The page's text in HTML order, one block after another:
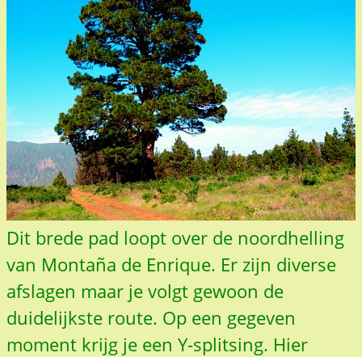
Dit brede pad loopt over de noordhelling
van Montaña de Enrique. Er zijn diverse
afslagen maar je volgt gewoon de
duidelijkste route. Op een gegeven
moment krijg je een Y-splitsing. Hier